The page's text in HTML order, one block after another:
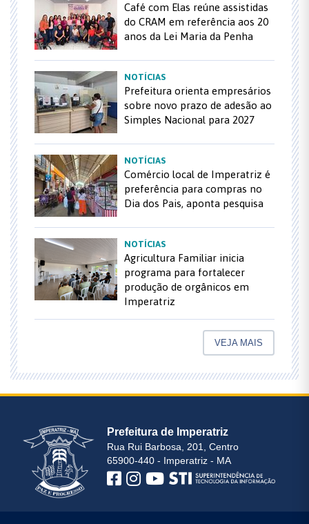
Café com Elas reúne assistidas
do CRAM em referência aos 20
anos da Lei Maria da Penha
NOTÍCIAS
Prefeitura orienta empresários
sobre novo prazo de adesão ao
Simples Nacional para 2027
NOTÍCIAS
Comércio local de Imperatriz é
preferência para compras no
Dia dos Pais, aponta pesquisa
NOTÍCIAS
Agricultura Familiar inicia
programa para fortalecer
produção de orgânicos em
Imperatriz
VEJA MAIS
Prefeitura de Imperatriz
Rua Rui Barbosa, 201, Centro
65900-440 - Imperatriz - MA